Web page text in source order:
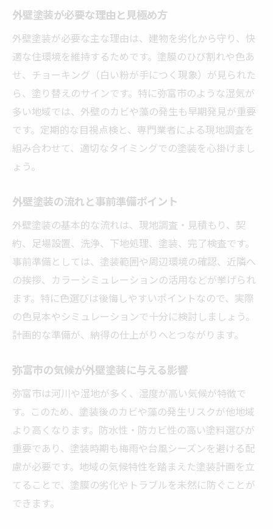
外壁塗装の耐久性を左右する塗料選択
気候に強い外壁塗装塗料の見極め方
塗料選びで後悔しないための実践知識
後悔しない外壁塗装のポイントを徹底解説
外壁塗装で失敗しない業者選びの基準
後悔しないための外壁塗装の注意点
塗装前に知るべき保証とアフターケア
納得できる外壁塗装の進め方を解説
外壁塗装の色選びで避けるべき注意点まとめ
外壁塗装で後悔しやすい色選びの例
やめたほうがいい外壁色の特徴とは
外壁塗装の色見本と選び方のコツ
色選びで失敗しないための比較ポイント
外壁塗装で人気の色と選び方の注意点
外壁塗装色選びに役立つシミュレーション
外壁塗装の寿命と塗料の関係とは
長持ちする塗料選びの基準と選定法
外壁塗装を20年しないリスクと対策
外壁塗装の耐用年数とメンテナンス周期
外壁塗装を長持ちさせる塗料の選び方
外壁塗装が必要な理由と見極め方
外壁塗装が必要な主な理由は、建物を劣化から守り、快
適な住環境を維持するためです。塗膜のひび割れや色あ
せ、チョーキング（白い粉が手につく現象）が見られた
ら、塗り替えのサインです。特に弥富市のような湿気が
多い地域では、外壁のカビや藻の発生も早期発見が重要
です。定期的な目視点検と、専門業者による現地調査を
組み合わせて、適切なタイミングでの塗装を心掛けまし
ょう。
外壁塗装の流れと事前準備ポイント
外壁塗装の基本的な流れは、現地調査・見積もり、契
約、足場設置、洗浄、下地処理、塗装、完了検査です。
事前準備としては、塗装範囲や周辺環境の確認、近隣へ
の挨拶、カラーシミュレーションの活用などが挙げられ
ます。特に色選びは後悔しやすいポイントなので、実際
の色見本やシミュレーションで十分に検討しましょう。
計画的な準備が、納得の仕上がりへとつながります。
弥富市の気候が外壁塗装に与える影響
弥富市は河川や湿地が多く、湿度が高い気候が特徴で
す。このため、塗装後のカビや藻の発生リスクが他地域
より高くなります。防水性・防カビ性の高い塗料選びが
重要であり、塗装時期も梅雨や台風シーズンを避ける配
慮が必要です。地域の気候特性を踏まえた塗装計画を立
てることで、塗膜の劣化やトラブルを未然に防ぐことが
できます。